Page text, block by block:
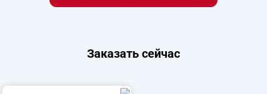
Заказать сейчас